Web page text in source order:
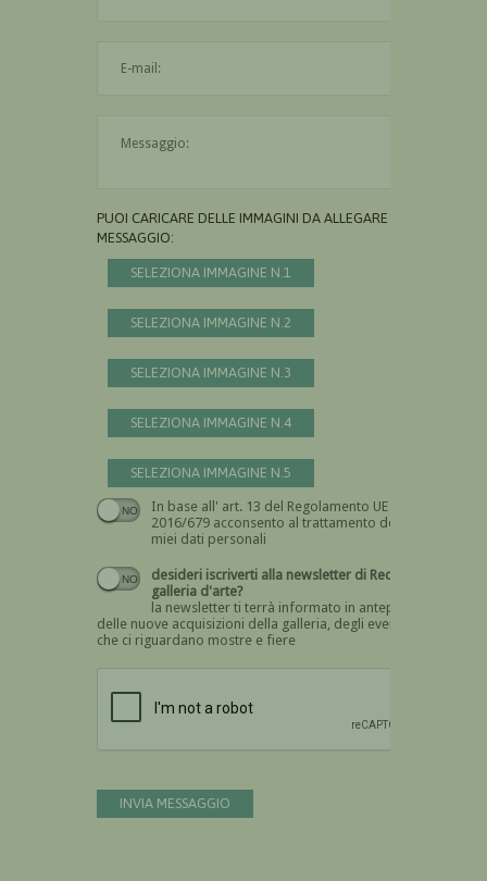
PUOI CARICARE DELLE IMMAGINI DA ALLEGARE AL
MESSAGGIO:
SELEZIONA IMMAGINE N.1
SELEZIONA IMMAGINE N.2
SELEZIONA IMMAGINE N.3
SELEZIONA IMMAGINE N.4
SELEZIONA IMMAGINE N.5
In base all' art. 13 del Regolamento UE n.
2016/679 acconsento al trattamento dei
miei dati personali
Devi dare il consenso
desideri iscriverti alla newsletter di Recta
galleria d'arte?
la newsletter ti terrà informato in anteprima
delle nuove acquisizioni della galleria, degli eventi
che ci riguardano mostre e fiere
INVIA MESSAGGIO